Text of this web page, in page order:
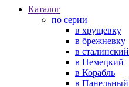
Каталог
по серии
в хрущевку
в брежневку
в сталинский
в Немецкий
в Корабль
в Панельный